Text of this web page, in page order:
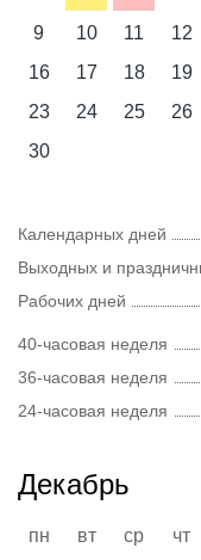
9
10 11 12
16
17 18 19
23
24 25 26
30
Календарных дней
Выходных и
Рабочих дней
40-часовая неделя
36-часовая неделя
24-часовая неделя
Декабрь
пн вт ср чт